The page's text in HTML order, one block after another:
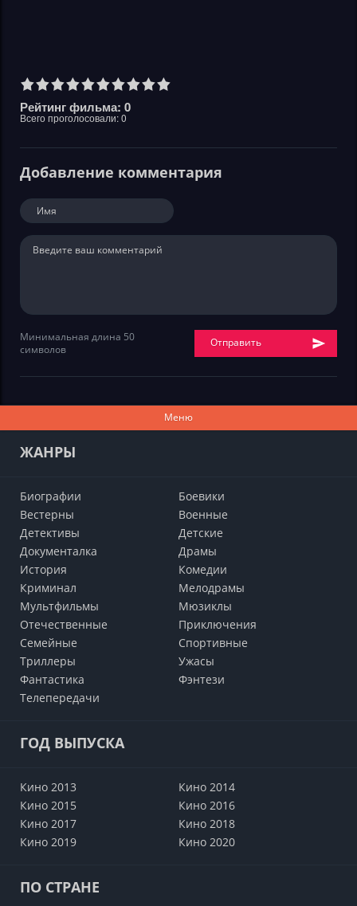
Рейтинг фильма: 0
Всего проголосовали:0
Добавление комментария
Минимальная длина 50
символов
Отправить
Меню
ЖАНРЫ
Биографии
Боевики
Вестерны
Военные
Детективы
Детские
Документалка
Драмы
История
Комедии
Криминал
Мелодрамы
Мультфильмы
Мюзиклы
Отечественные
Приключения
Семейные
Cпортивные
Триллеры
Ужасы
Фантастика
Фэнтези
Телепередачи
ГОД ВЫПУСКА
Кино 2013
Кино 2014
Кино 2015
Кино 2016
Кино 2017
Кино 2018
Кино 2019
Кино 2020
ПО СТРАНЕ